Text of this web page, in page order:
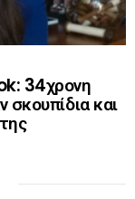
34χρονη
σκουπίδια και